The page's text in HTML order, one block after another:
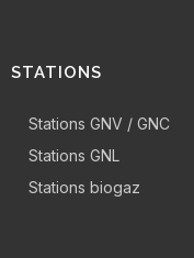
STATIONS
Stations GNV / GNC
Stations GNL
Stations biogaz